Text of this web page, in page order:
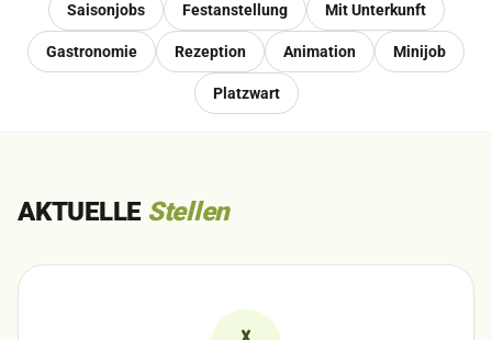
Saisonjobs Festanstellung Mit Unterkunft
Gastronomie Rezeption Animation Minijob
Platzwart
AKTUELLE Stellen